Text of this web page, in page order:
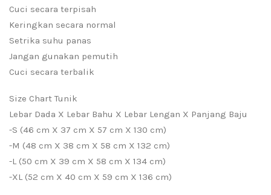
Cuci secara terpisah
Keringkan secara normal
Setrika suhu panas
Jangan gunakan pemutih
Cuci secara terbalik
Size Chart Tunik
Lebar Dada X Lebar Bahu X Lebar Lengan X Panjang Baju
-S (46 cm X 37 cm X 57 cm X 130 cm)
-M (48 cm X 38 cm X 58 cm X 132 cm)
-L (50 cm X 39 cm X 58 cm X 134 cm)
-XL (52 cm X 40 cm X 59 cm X 136 cm)